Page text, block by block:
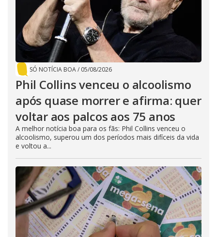
SÓ NOTÍCIA BOA/ 05/08/2026
Phil Collins venceu o alcoolismo
após quase morrer e afirma: quer
voltar aos palcos aos 75 anos
A melhor notícia boa para os fãs: Phil Collins venceu o
alcoolismo, superou um dos períodos mais difíceis da vida
e voltou a...